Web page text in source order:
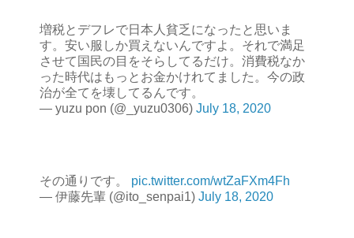
増税とデフレで日本人貧乏になったと思いま
す。安い服しか買えないんですよ。それで満足
させて国民の目をそらしてるだけ。消費税なか
った時代はもっとお金かけれてました。今の政
治が全てを壊してるんです。
— yuzu pon (@_yuzu0306) July 18, 2020
その通りです。 pic.twitter.com/wtZaFXm4Fh
— 伊藤先輩 (@ito_senpai1) July 18, 2020